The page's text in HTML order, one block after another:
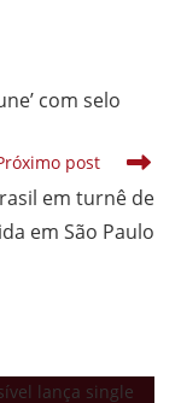
com selo
post
em turnê de
em São Paulo